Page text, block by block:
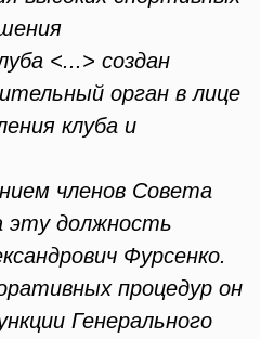
<...> создан
орган в лице
клуба и
членов Совета
эту должность
Фурсенко.
процедур он
Генерального